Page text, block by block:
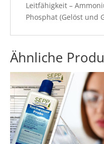
Leitfähigkeit –
Phosphat (Gelöst und
Ähnliche